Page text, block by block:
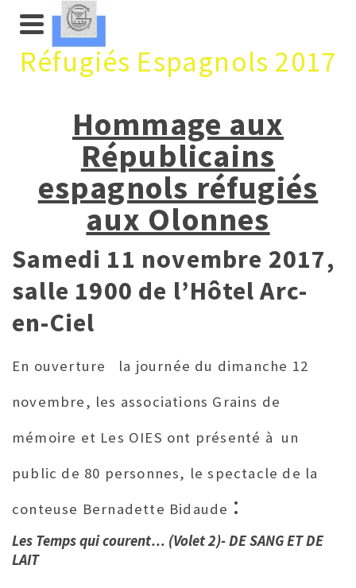
Réfugiés Espagnols 2017
Hommage aux
Républicains
espagnols réfugiés
aux Olonnes
Samedi 11 novembre 2017,
salle 1900 de l’Hôtel Arc-
en-Ciel
En ouverture la journée du dimanche 12
novembre, les associations Grains de
mémoire et Les OIES ont présenté à un
public de 80 personnes, le spectacle de la
conteuse Bernadette Bidaude :
Les Temps qui courent… (Volet 2)- DE SANG ET DE
LAIT